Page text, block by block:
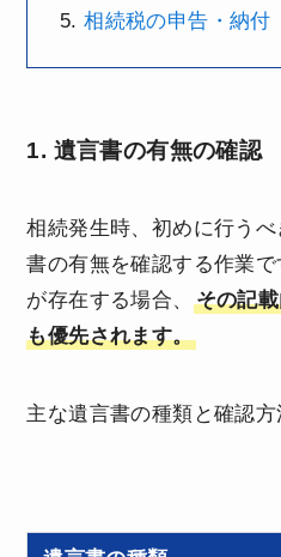
相続税の申告・納付
1. 遺言書の有無の確認
相続発生時、初めに行う
書の有無を確認する作業
が存在する場合、
その記
も優先されます。
主な遺言書の種類と確認方